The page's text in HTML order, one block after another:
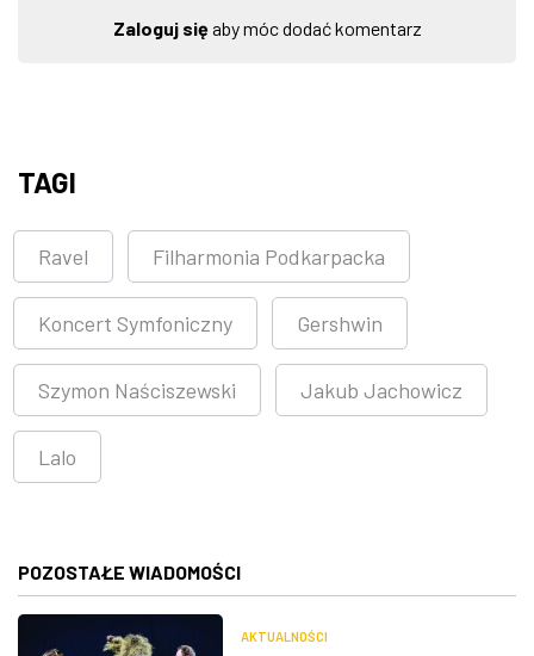
Zaloguj sięaby móc dodać komentarz
TAGI
Ravel Filharmonia Podkarpacka
Koncert Symfoniczny Gershwin
Szymon Naściszewski Jakub Jachowicz
Lalo
POZOSTAŁE WIADOMOŚCI
AKTUALNOŚCI